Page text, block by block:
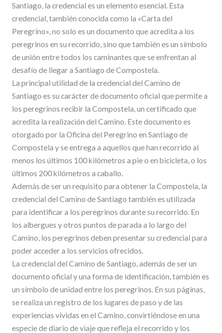
Santiago, la credencial es un elemento esencial. Esta
credencial, también conocida como la «Carta del
Peregrino», no solo es un documento que acredita a los
peregrinos en su recorrido, sino que también es un símbolo
de unión entre todos los caminantes que se enfrentan al
desafío de llegar a Santiago de Compostela.
La principal utilidad de la credencial del Camino de
Santiago es su carácter de documento oficial que permite a
los peregrinos recibir la Compostela, un certificado que
acredita la realización del Camino. Este documento es
otorgado por la Oficina del Peregrino en Santiago de
Compostela y se entrega a aquellos que han recorrido al
menos los últimos 100 kilómetros a pie o en bicicleta, o los
últimos 200 kilómetros a caballo.
Además de ser un requisito para obtener la Compostela, la
credencial del Camino de Santiago también es utilizada
para identificar a los peregrinos durante su recorrido. En
los albergues y otros puntos de parada a lo largo del
Camino, los peregrinos deben presentar su credencial para
poder acceder a los servicios ofrecidos.
La credencial del Camino de Santiago, además de ser un
documento oficial y una forma de identificación, también es
un símbolo de unidad entre los peregrinos. En sus páginas,
se realiza un registro de los lugares de paso y de las
experiencias vividas en el Camino, convirtiéndose en una
especie de diario de viaje que refleja el recorrido y los